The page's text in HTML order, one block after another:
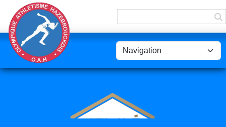
Panneau de gestion des cookies